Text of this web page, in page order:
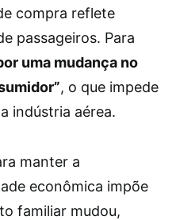
compra reflete
passageiros. Para
uma mudança no
, o que impede
indústria aérea.
manter a
econômica impõe
familiar mudou,